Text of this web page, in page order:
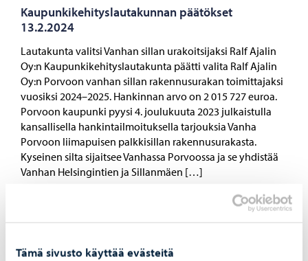
Tämä sivusto käyttää evästeitä
Kaupunkikehityslautakunnan päätökset
13.2.2024
Lautakunta valitsi Vanhan sillan urakoitsijaksi Ralf Ajalin
Oy:n Kaupunkikehityslautakunta päätti valita Ralf Ajalin
Oy:n Porvoon vanhan sillan rakennusurakan toimittajaksi
vuosiksi 2024–2025. Hankinnan arvo on 2 015 727 euroa.
Porvoon kaupunki pyysi 4. joulukuuta 2023 julkaistulla
kansallisella hankintailmoituksella tarjouksia Vanha
Porvoon liimapuisen palkkisillan rakennusurakasta.
Kyseinen silta sijaitsee Vanhassa Porvoossa ja se yhdistää
Vanhan Helsingintien ja Sillanmäen […]
12.02.2024